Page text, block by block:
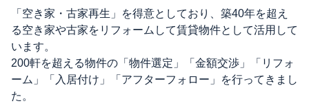
「空き家・古家再生」を得意としており、築40年を超え
る空き家や古家をリフォームして賃貸物件として活用して
います。
200軒を超える物件の「物件選定」「金額交渉」「リフォ
ーム」「入居付け」「アフターフォロー」を行ってきまし
た。